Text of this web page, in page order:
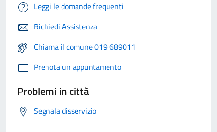
Leggi le domande frequenti
Richiedi Assistenza
Chiama il comune 019 689011
Prenota un appuntamento
Problemi in città
Segnala disservizio